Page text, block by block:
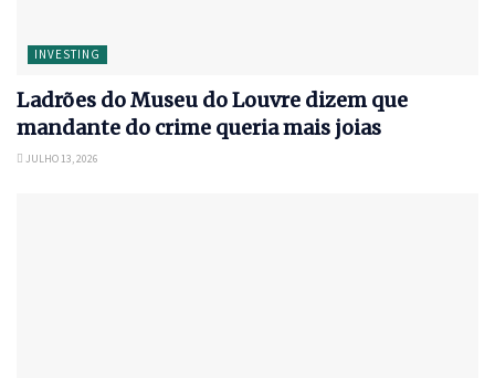
INVESTING
Ladrões do Museu do Louvre dizem que
mandante do crime queria mais joias
JULHO 13, 2026